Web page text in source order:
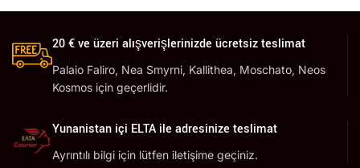
20 € ve üzeri alışverişlerinizde ücretsiz teslimat
Palaio Faliro, Nea Smyrni, Kallithea, Moschato, Neos
Kosmos için geçerlidir.
Yunanistan içi ELTA ile adresinize teslimat
Ayrıntılı bilgi için lütfen iletişime geçiniz.